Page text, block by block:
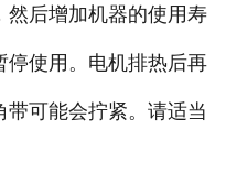
然后增加机器的使用寿
停使用。电机排热后再
可能会拧紧。请适当